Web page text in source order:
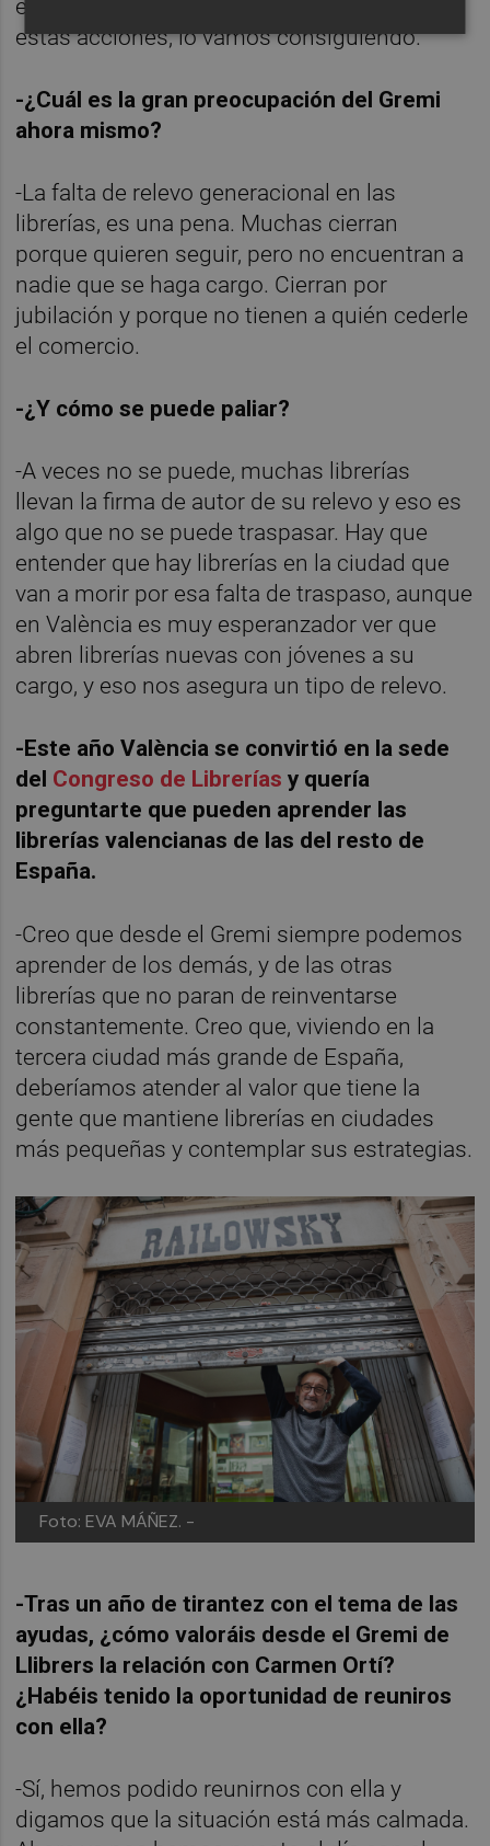
en valenciano también. Poco a poco, con
estas acciones, lo vamos consiguiendo.
-¿Cuál es la gran preocupación del Gremi
ahora mismo?
-La falta de relevo generacional en las
librerías, es una pena. Muchas cierran
porque quieren seguir, pero no encuentran a
nadie que se haga cargo. Cierran por
jubilación y porque no tienen a quién cederle
el comercio.
-¿Y cómo se puede paliar?
-A veces no se puede, muchas librerías
llevan la firma de autor de su relevo y eso es
algo que no se puede traspasar. Hay que
entender que hay librerías en la ciudad que
van a morir por esa falta de traspaso, aunque
en València es muy esperanzador ver que
abren librerías nuevas con jóvenes a su
cargo, y eso nos asegura un tipo de relevo.
-Este año València se convirtió en la sede
del Congreso de Librerías y quería
preguntarte que pueden aprender las
librerías valencianas de las del resto de
España.
-Creo que desde el Gremi siempre podemos
aprender de los demás, y de las otras
librerías que no paran de reinventarse
constantemente. Creo que, viviendo en la
tercera ciudad más grande de España,
deberíamos atender al valor que tiene la
gente que mantiene librerías en ciudades
más pequeñas y contemplar sus estrategias.
Foto: EVA MÁÑEZ. -
-Tras un año de tirantez con el tema de las
ayudas, ¿cómo valoráis desde el Gremi de
Llibrers la relación con Carmen Ortí?
¿Habéis tenido la oportunidad de reuniros
con ella?
-Sí, hemos podido reunirnos con ella y
digamos que la situación está más calmada.